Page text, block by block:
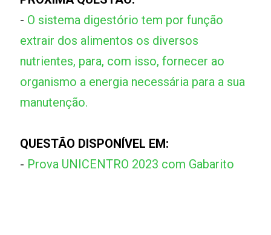
- O sistema digestório tem por função
extrair dos alimentos os diversos
nutrientes, para, com isso, fornecer ao
organismo a energia necessária para a sua
manutenção.
QUESTÃO DISPONÍVEL EM:
- Prova UNICENTRO 2023 com Gabarito